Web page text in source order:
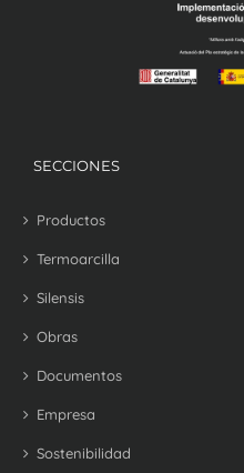
SECCIONES
Productos
Termoarcilla
Silensis
Obras
Documentos
Empresa
Sostenibilidad